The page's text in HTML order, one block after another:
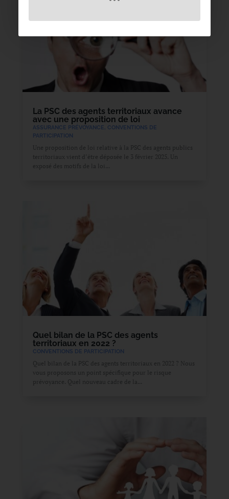
La PSC des agents territoriaux avance
avec une proposition de loi
ASSURANCE PRÉVOYANCE, CONVENTIONS DE
PARTICIPATION
Une proposition de loi relative à la PSC des agents publics
territoriaux vient d’être déposée le 3 février 2025. Un
exposé des motifs de la loi...
Quel bilan de la PSC des agents
territoriaux en 2022 ?
CONVENTIONS DE PARTICIPATION
Quel bilan de la PSC des agents territoriaux en 2022 ? Nous
vous proposons un point spécifique pour le risque
prévoyance. Quel nouveau cadre de la...